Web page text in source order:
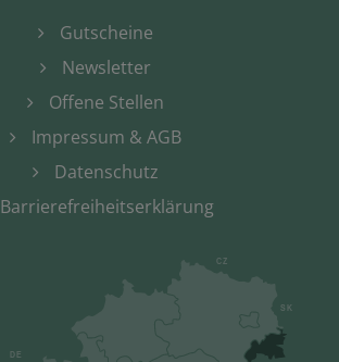
Gutscheine
Newsletter
Offene Stellen
Impressum & AGB
Datenschutz
Barrierefreiheitserklärung